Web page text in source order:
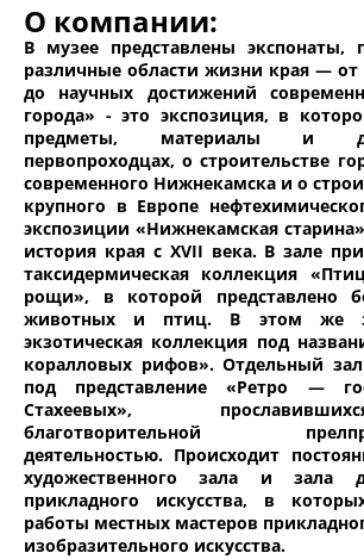
О компании:
В музее представлены экспонаты,
различные области жизни края — от
до научных достижений
города» - это экспозиция, в
предметы, материалы и
первопроходцах, о строительстве
современного Нижнекамска и о
крупного в Европе
экспозиции «Нижнекамская
история края с XVII века. В зале
таксидермическая коллекция
рощи», в которой представлено
животных и птиц. В этом же
экзотическая коллекция под
коралловых рифов». Отдельный
под представление «Ретро —
Стахеевых»,
благотворительной
деятельностью. Происходит
художественного зала и зала
прикладного искусства, в
работы местных мастеров
изобразительного искусства.